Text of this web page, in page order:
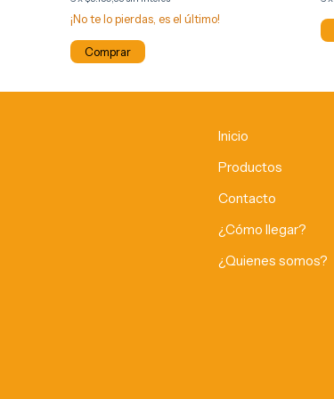
¡No te lo pierdas, es el último!
Comprar
Inicio
Productos
Contacto
¿Cómo llegar?
¿Quienes somos?